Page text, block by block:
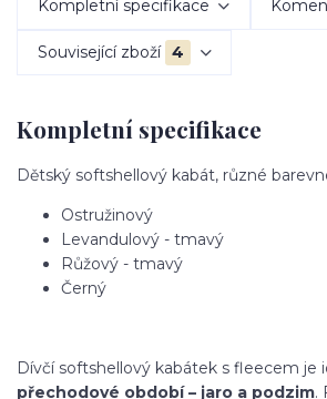
Kompletní specifikace
Související zboží 4
Kompletní specifikace
Dětský softshellový kabát, různé
Ostružinový
Levandulový - tmavý
Růžový - tmavý
Černý
Dívčí softshellový kabátek s fleecem je
přechodové období – jaro a podzim.